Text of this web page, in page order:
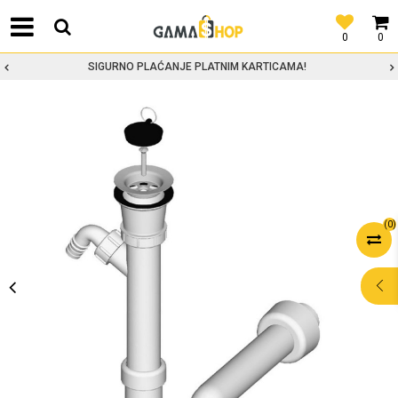
0
0
SIGURNO PLAĆANJE PLATNIM KARTICAMA!
(0)
POMOĆ PRI
KUPOVINI